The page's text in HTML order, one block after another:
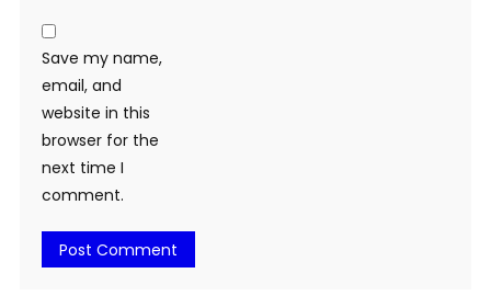
Save my name,
email, and
website in this
browser for the
next time I
comment.